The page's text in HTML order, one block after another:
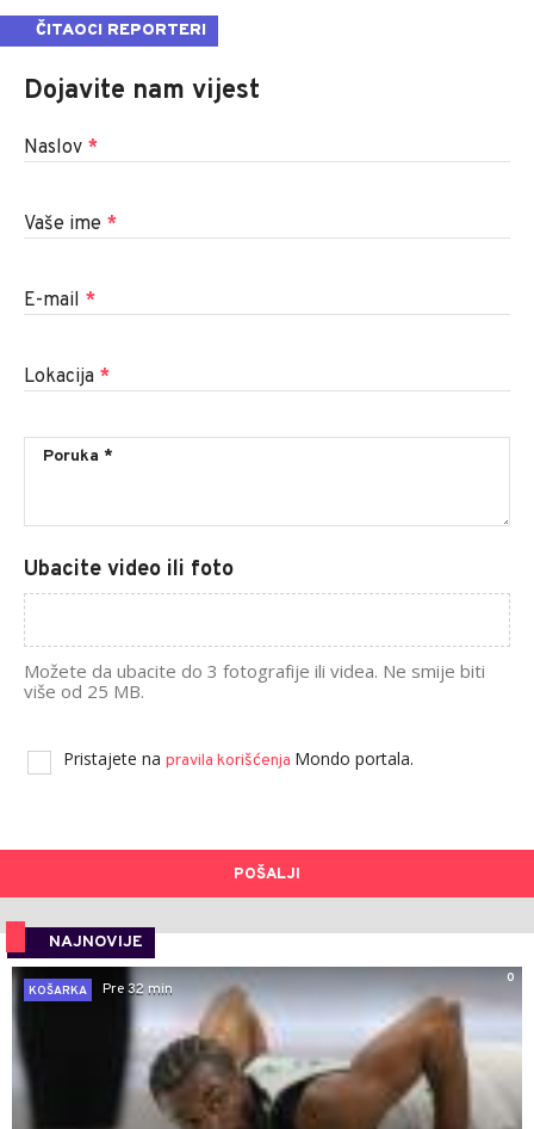
ČITAOCI REPORTERI
Dojavite nam vijest
Naslov *
Vaše ime *
E-mail *
Lokacija *
Ubacite video ili foto
Možete da ubacite do 3 fotografije ili videa. Ne smije biti
više od 25 MB.
Pristajete na pravila korišćenja Mondo portala.
POŠALJI
NAJNOVIJE
0
KOŠARKA
Pre 32 min